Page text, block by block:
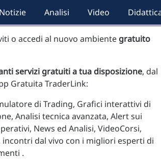
Notizie Analisi Video
o accedi al nuovo ambiente gratuito
servizi gratuiti a tua disposizione, dal
Gratuita TraderLink:
di Trading, Grafici interattivi di
Analisi tecnica avanzata, Alert sui
News ed Analisi, VideoCorsi,
incontri dal vivo con i migliori esperti di
.